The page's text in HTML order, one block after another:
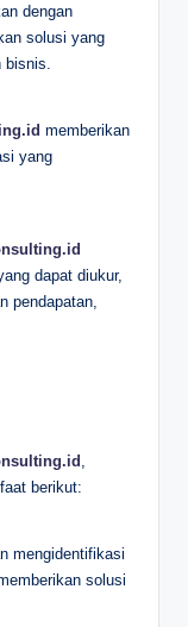
dengan
solusi yang
memberikan
yang
dapat diukur,
pendapatan,
berikut:
mengidentifikasi
solusi